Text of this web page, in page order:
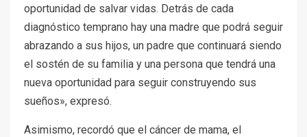
oportunidad de salvar vidas. Detrás de cada
diagnóstico temprano hay una madre que podrá seguir
abrazando a sus hijos, un padre que continuará siendo
el sostén de su familia y una persona que tendrá una
nueva oportunidad para seguir construyendo sus
sueños», expresó.
Asimismo, recordó que el cáncer de mama, el